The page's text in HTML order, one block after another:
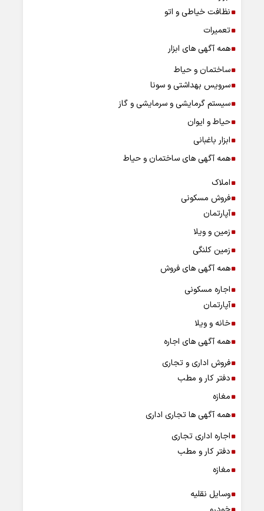
نظافت خیاطی و اتو
تعمیرات
همه آگهی های ابزار
ساختمان و حیاط
سرویس بهداشتی و سونا
سیستم گرمایشی و سرمایشی و گاز
حیاط و ایوان
ابزار باغبانی
همه آگهی های ساختمان و حیاط
املاک
فروش مسکونی
آپارتمان
زمین و ویلا
زمین کلنگی
همه آگهی های فروش
اجاره مسکونی
آپارتمان
خانه و ویلا
همه آگهی های اجاره
فروش اداری و تجاری
دفتر کار و مطب
مغازه
همه آگهی ها تجاری اداری
اجاره اداری تجاری
دفتر کار و مطب
مغازه
وسایل نقلیه